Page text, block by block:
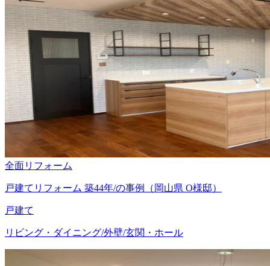
全面リフォーム
戸建てリフォーム 築44年/の事例（岡山県 O様邸）
戸建て
リビング・ダイニング/外壁/玄関・ホール